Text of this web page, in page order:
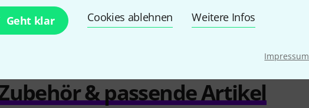
Geht klar Cookies ablehnen Weitere Infos
Impressum
& passende Artikel